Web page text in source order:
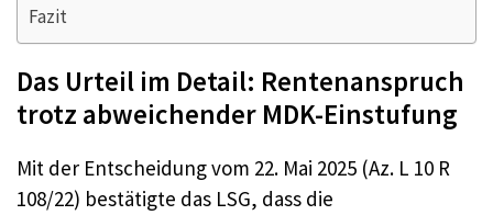
Fazit
Das Urteil im Detail: Rentenanspruch
trotz abweichender MDK-Einstufung
Mit der Entscheidung vom 22. Mai 2025 (Az. L 10 R
108/22) bestätigte das LSG, dass die